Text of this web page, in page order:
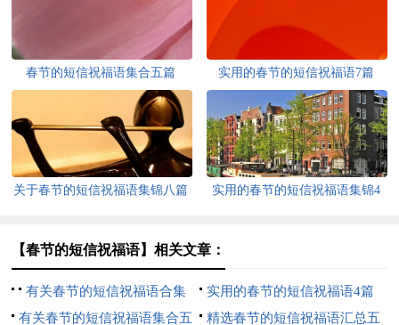
春节的短信祝福语集合五篇 实用的春节的短信祝福语7篇
关于春节的短信祝福语集锦八篇
实用的春节的短信祝福语集锦4
【春节的短信祝福语】相关文章：
有关春节的短信祝福语合集
五篇
实用的春节的短信祝福语4篇
有关春节的短信祝福语集合五
精选春节的短信祝福语汇总五